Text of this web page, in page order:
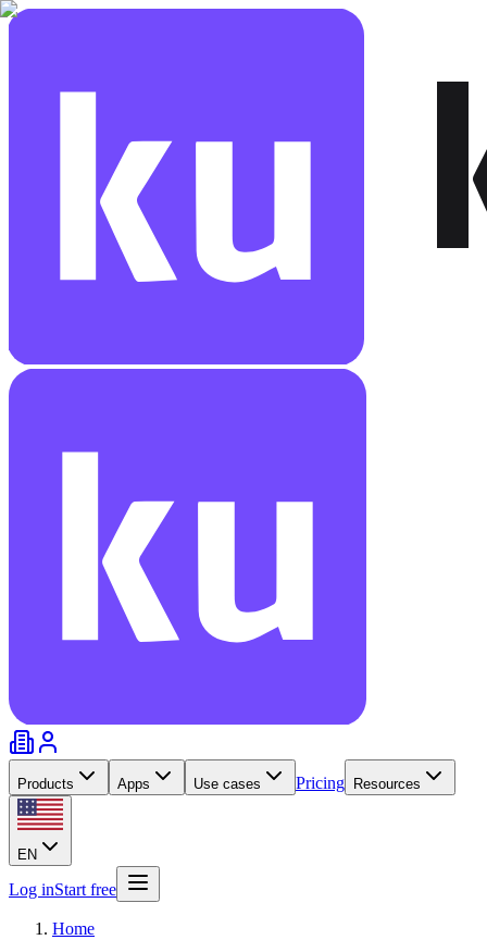
Products Apps Use cases Pricing Resources
EN
Log inStart free
Home